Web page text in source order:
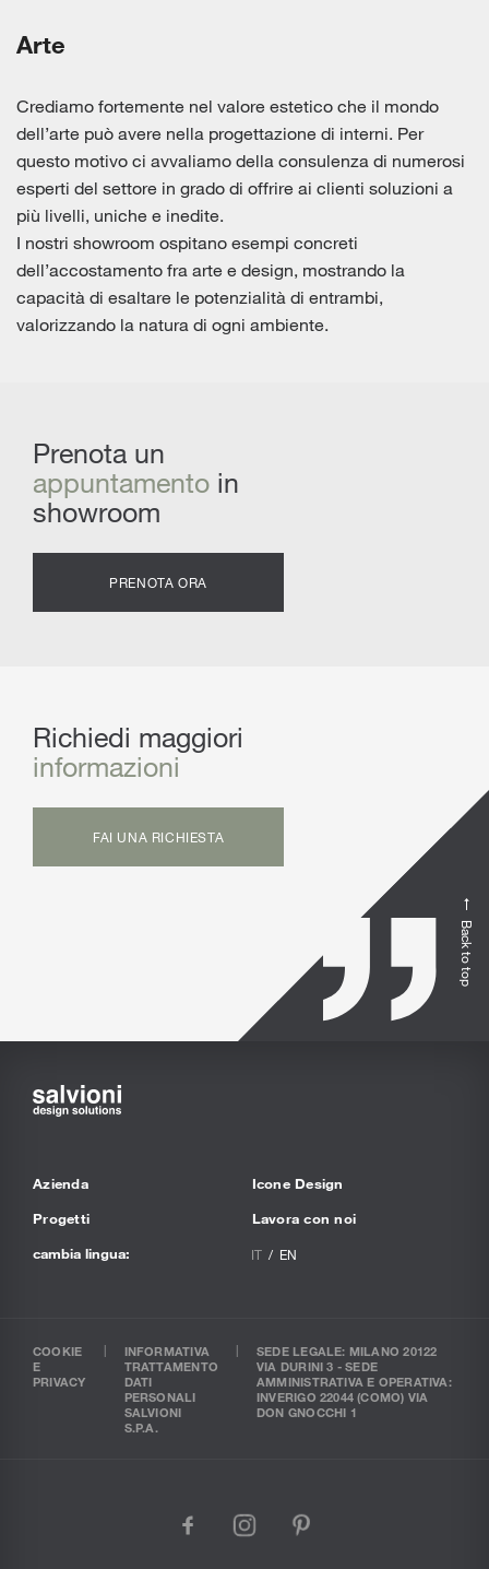
Arte
Crediamo fortemente nel valore estetico che il mondo
dell’arte può avere nella progettazione di interni. Per
questo motivo ci avvaliamo della consulenza di numerosi
esperti del settore in grado di offrire ai clienti soluzioni a
più livelli, uniche e inedite.
I nostri showroom ospitano esempi concreti
dell’accostamento fra arte e design, mostrando la
capacità di esaltare le potenzialità di entrambi,
valorizzando la natura di ogni ambiente.
Prenota un
appuntamento in
showroom
PRENOTA ORA
Richiedi maggiori
informazioni
FAI UNA RICHIESTA
Back to top
Azienda
Progetti
Icone Design
Lavora con noi
cambia lingua:
IT EN
COOKIE
E
PRIVACY
INFORMATIVA
TRATTAMENTO
DATI
PERSONALI
SALVIONI
S.P.A.
SEDE LEGALE: MILANO 20122
VIA DURINI 3 - SEDE
AMMINISTRATIVA E OPERATIVA:
INVERIGO 22044 (COMO) VIA
DON GNOCCHI 1
facebook
instagram
pinterest